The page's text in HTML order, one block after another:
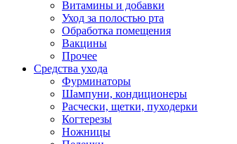
Витамины и добавки
Уход за полостью рта
Обработка помещения
Вакцины
Прочее
Средства ухода
Фурминаторы
Шампуни, кондиционеры
Расчески, щетки, пуходерки
Когтерезы
Ножницы